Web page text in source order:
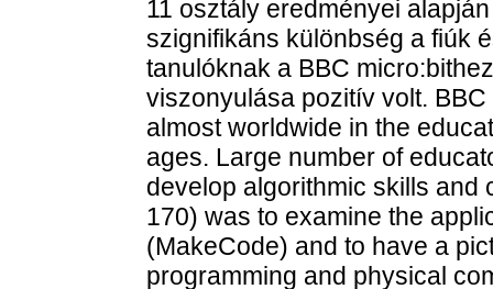
11 osztály eredményei
szignifikáns különbség a fiúk
tanulóknak a BBC
viszonyulása pozitív volt.
almost worldwide in the
ages. Large number of
develop algorithmic skills and
170) was to examine the
(MakeCode) and to have a
programming and physical